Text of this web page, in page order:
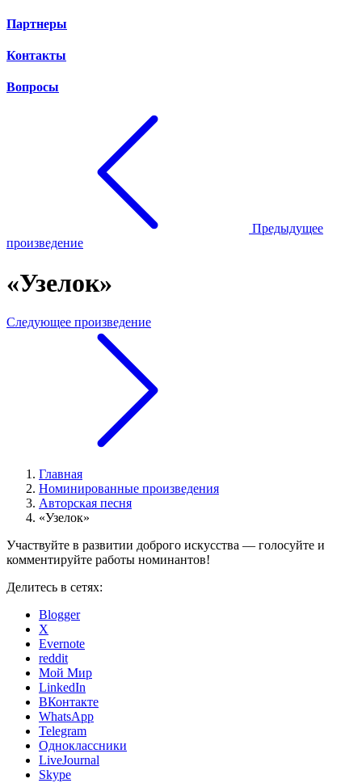
Партнеры
Контакты
Вопросы
Предыдущее
произведение
«Узелок»
Следующее произведение
Главная
Номинированные произведения
Авторская песня
«Узелок»
Участвуйте в развитии доброго искусства — голосуйте и
комментируйте работы номинантов!
Делитесь в сетях:
Blogger
X
Evernote
reddit
Мой Мир
LinkedIn
ВКонтакте
WhatsApp
Telegram
Одноклассники
LiveJournal
Skype